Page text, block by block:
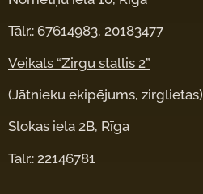
Tālr.: 67614983, 20183477
Veikals “Zirgu stallis 2”
(Jātnieku ekipējums, zirglietas)
Slokas iela 2B, Rīga
Tālr.: 22146781